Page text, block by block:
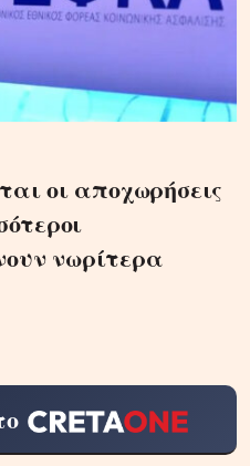
οι αποχωρήσεις
νωρίτερα